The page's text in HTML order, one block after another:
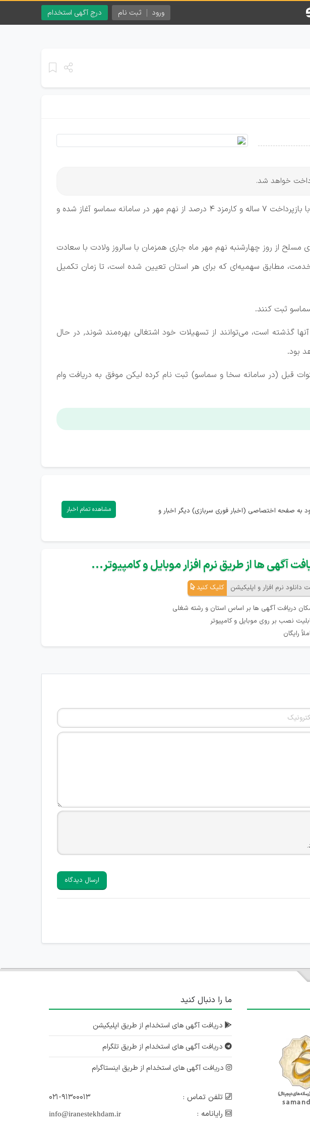
درج آگهی استخدام ورود ثبت نام
بر اساس اعلام فرمانده قرارگاه مرکزی مهارت آموزی کارکنان وظیفه ثبت‌نام تسهیلات خوداشتغالی با بازپرداخت ۷ ساله و کارمزد ۴ درصد از نهم مهر در سامانه سماسو آغاز شده و
مسلح از روز چهارشنبه نهم مهر ماه جاری همزمان با سالروز ولادت با سعادت
اشتغال سال ۱۴۰۴ به سربازان ماهر منقضی خدمت، مطابق سهمیه‌ای که برای هر استان تعیین شده است، تا زمان تکمیل
ثبت کنند.
واجد شرایطی که حداکثر ۵ سال از تاریخ ترخیص آنها گذشته است، می‌توانند از تسهیلات خود اشتغالی بهره‌مند شوند, در حال
با متقاضیان واجد شرایطی که در سنوات قبل (در سامانه سخا و سماسو) ثبت نام کرده لیکن موفق به دریافت وام
به صفحه اختصاصی (اخبار فوری سربازی) دیگر اخبار و
مشاهده تمام اخبار
آگهی ها از طریق نرم افزار موبایل و کامپیوتر...
دانلود نرم افزار و اپلیکیشن کلیک کنید
دریافت آگهی ها بر اساس استان و رشته شغلی
نصب بر روی موبایل و کامپیوتر
رایگان
ارسال دیدگاه
ما را دنبال کنید
دریافت آگهی های استخدام از طریق اپلیکیشن
دریافت آگهی های استخدام از طریق تلگرام
دریافت آگهی های استخدام از طریق اینستاگرام
تلفن تماس :
۰۲۱-۹۱۳۰۰۰۱۳
رایانامه :
info@iranestekhdam.ir